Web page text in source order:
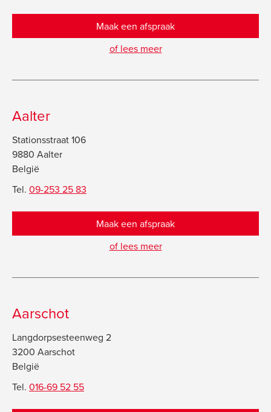
Maak een afspraak
of lees meer
Aalter
Stationsstraat 106
9880 Aalter
België
Tel. 09-253 25 83
Maak een afspraak
of lees meer
Aarschot
Langdorpsesteenweg 2
3200 Aarschot
België
Tel. 016-69 52 55